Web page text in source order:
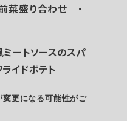
菜盛り合わせ ・
ートソースのスパ
イドポテト
更になる可能性がご